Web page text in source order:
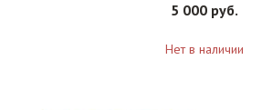
5 000 руб.
Нет в наличии